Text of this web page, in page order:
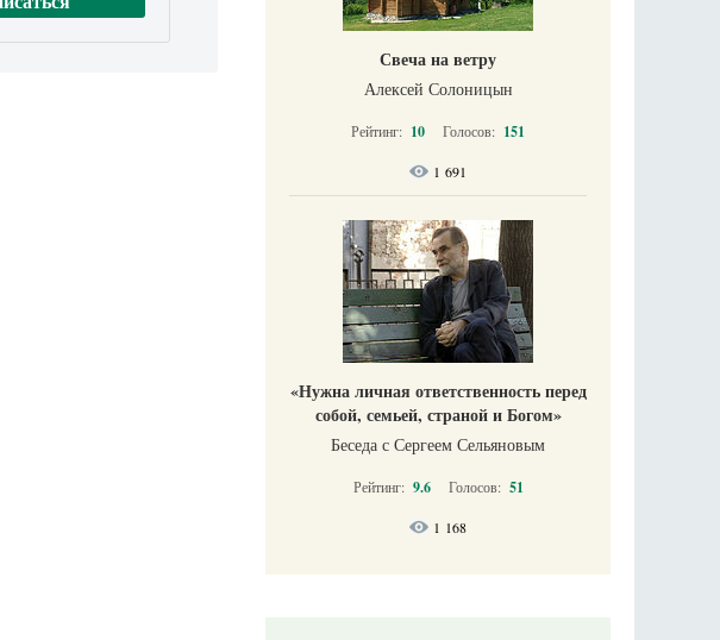
Свеча на ветру
Алексей Солоницын
Рейтинг: 10 Голосов: 151
1 691
«Нужна личная ответственность перед
собой, семьей, страной и Богом»
Беседа с Сергеем Сельяновым
Рейтинг: 9.6 Голосов: 51
1 168